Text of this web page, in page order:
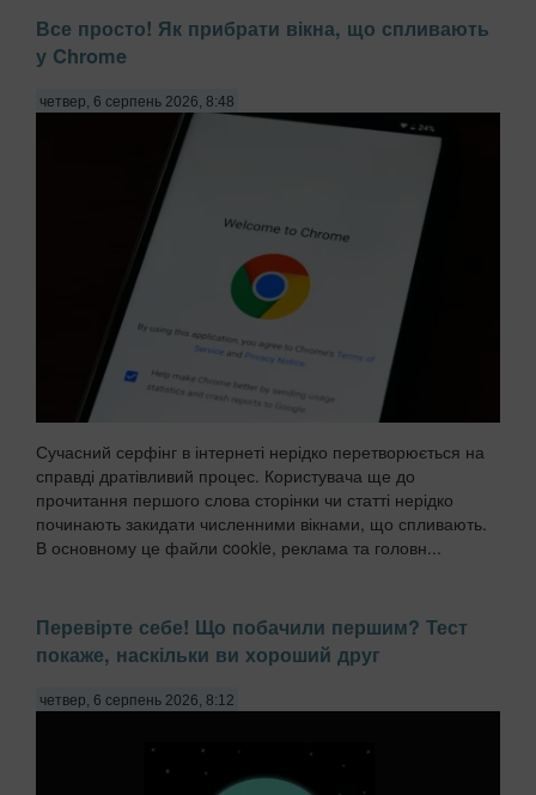
Все просто! Як прибрати вікна, що спливають
у Chrome
четвер, 6 серпень 2026, 8:48
Сучасний серфінг в інтернеті нерідко перетворюється на
справді дратівливий процес. Користувача ще до
прочитання першого слова сторінки чи статті нерідко
починають закидати численними вікнами, що спливають.
В основному це файли cookie, реклама та головн...
Перевірте себе! Що побачили першим? Тест
покаже, наскільки ви хороший друг
четвер, 6 серпень 2026, 8:12